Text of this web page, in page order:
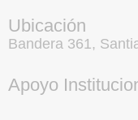
Ubicación
Bandera 361,
Apoyo